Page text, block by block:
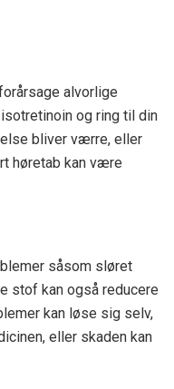
alvorlige
og ring til din
bliver værre, eller
høretab kan være
såsom sløret
stof kan også reducere
kan løse sig selv,
eller skaden kan